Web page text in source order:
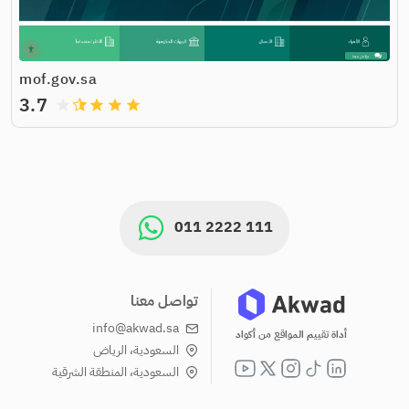
mof.gov.sa
grade
grade
grade
3.7
011 2222 111
أداة تقييم المواقع من أكواد
تواصل معنا
info@akwad.sa
السعودية، الرياض
السعودية، المنطقة الشرقية